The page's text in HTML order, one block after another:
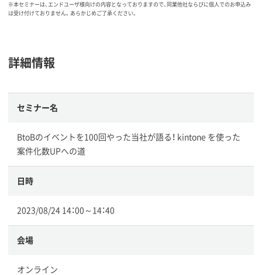
※本セミナーは、エンドユーザ様向けの内容となっておりますので、同業他社ならびに個人でのお申込み
は受け付けておりません。あらかじめご了承ください。
詳細情報
セミナー名
BtoBのイベントを100回やった当社が語る！ kintone を使った
案件化数UPへの道
日時
2023/08/24 14：00～14：40
会場
オンライン